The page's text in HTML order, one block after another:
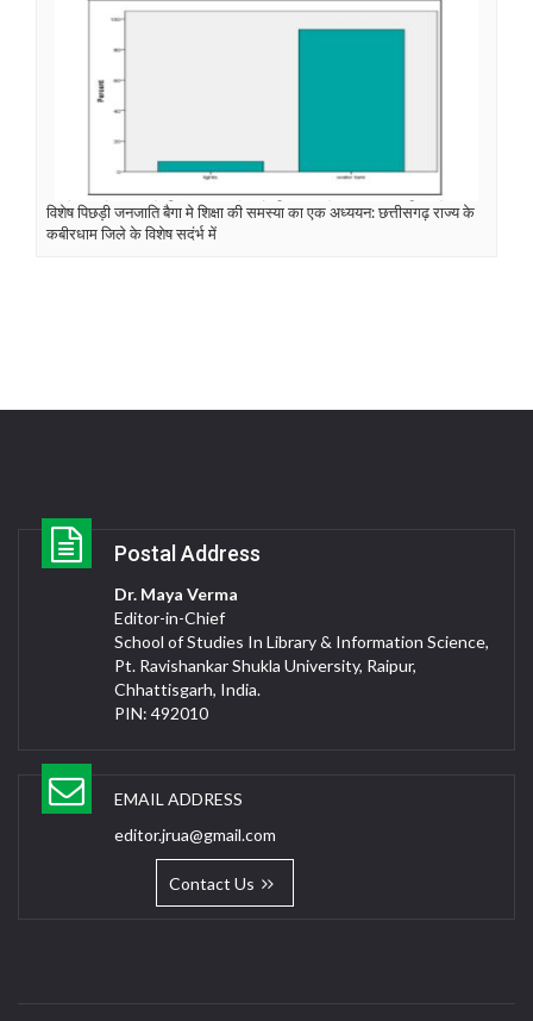
विशेष पिछड़ी जनजाति बैगा मे शिक्षा की समस्या का एक अध्ययन: छत्तीसगढ़ राज्य के
कबीरधाम जिले के विशेष सदंर्भ में
Postal Address
Dr. Maya Verma
Editor-in-Chief
School of Studies In Library & Information Science,
Pt. Ravishankar Shukla University, Raipur,
Chhattisgarh, India.
PIN: 492010
EMAIL ADDRESS
editor.jrua@gmail.com
Contact Us